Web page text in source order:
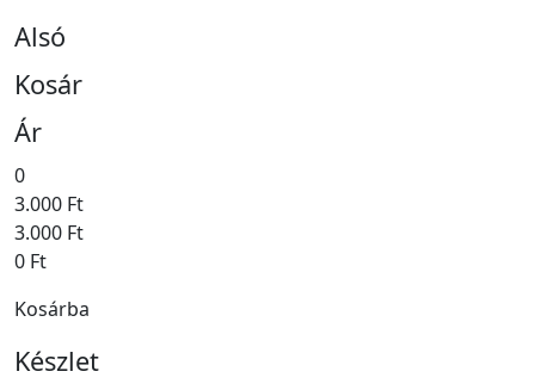
Alsó
Kosár
Ár
0
3.000 Ft
3.000 Ft
0 Ft
Kosárba
Készlet